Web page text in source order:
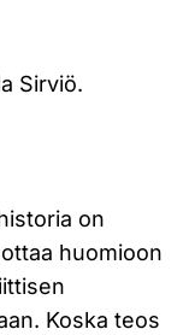
Sirviö.
on
huomioon
Koska teos